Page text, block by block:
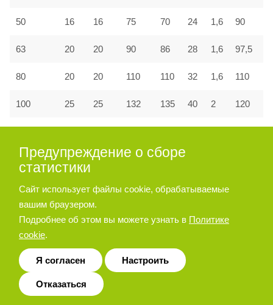
50 16 16 75 70 24 1,6 90
63 20 20 90 86 28 1,6 97,5
80 20 20 110 110 32 1,6 110
100 25 25 132 135 40 2 120
Принадлежности для пневмоцилиндра
серии A27, A28
Опора угловая
Предупреждение о сборе
статистики
Сайт использует файлы cookie, обрабатываемые
вашим браузером.
Подробнее об этом вы можете узнать в Политике
cookie.
Я согласен Настроить
Отказаться